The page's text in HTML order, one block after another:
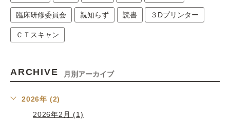
臨床研修委員会 親知らず 読書 ３Dプリンター
ＣＴスキャン
ARCHIVE 月別アーカイブ
2026年 (2)
2026年2月 (1)